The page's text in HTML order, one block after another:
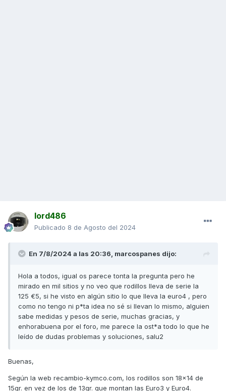
lord486
Publicado 8 de Agosto del 2024
En 7/8/2024 a las 20:36, marcospanes dijo:
Hola a todos, igual os parece tonta la pregunta pero he
mirado en mil sitios y no veo que rodillos lleva de serie la
125 €5, si he visto en algún sitio lo que lleva la euro4 , pero
como no tengo ni p*ta idea no sé si llevan lo mismo, alguien
sabe medidas y pesos de serie, muchas gracias, y
enhorabuena por el foro, me parece la ost*a todo lo que he
leído de dudas problemas y soluciones, salu2
Buenas,
Según la web recambio-kymco.com, los rodillos son 18x14 de
15gr. en vez de los de 13gr. que montan las Euro3 y Euro4.